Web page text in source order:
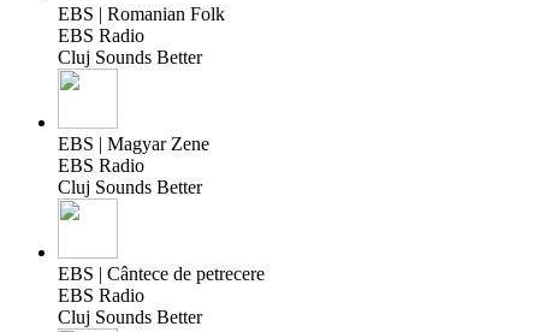
EBS | Romanian Folk
EBS Radio
Cluj Sounds Better
EBS | Magyar Zene
EBS Radio
Cluj Sounds Better
EBS | Cântece de petrecere
EBS Radio
Cluj Sounds Better